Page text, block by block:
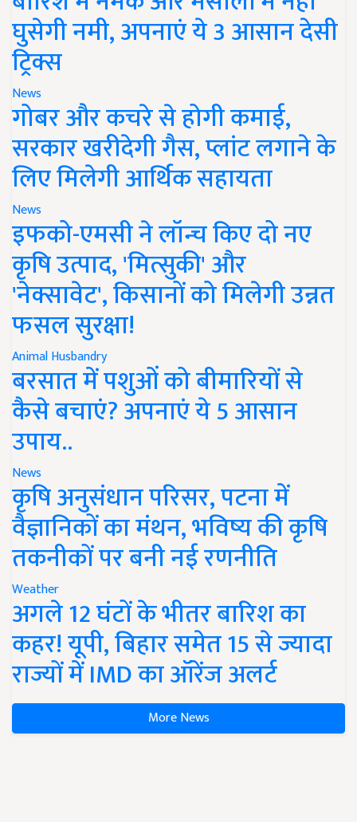
घुसेगी नमी, अपनाएं ये 3 आसान देसी
ट्रिक्स
News
गोबर और कचरे से होगी कमाई,
सरकार खरीदेगी गैस, प्लांट लगाने के
लिए मिलेगी आर्थिक सहायता
News
इफको-एमसी ने लॉन्च किए दो नए
कृषि उत्पाद, 'मित्सुकी' और
'नेक्सावेट', किसानों को मिलेगी उन्नत
फसल सुरक्षा!
Animal Husbandry
बरसात में पशुओं को बीमारियों से
कैसे बचाएं? अपनाएं ये 5 आसान
उपाय..
News
कृषि अनुसंधान परिसर, पटना में
वैज्ञानिकों का मंथन, भविष्य की कृषि
तकनीकों पर बनी नई रणनीति
Weather
अगले 12 घंटों के भीतर बारिश का
कहर! यूपी, बिहार समेत 15 से ज्यादा
राज्यों में IMD का ऑरेंज अलर्ट
More News